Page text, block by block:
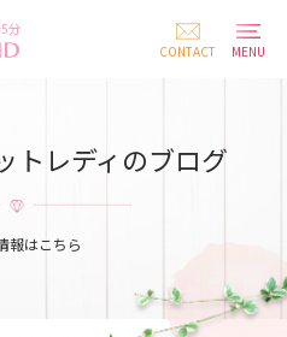
分
CONTACT
MENU
トレディのブログ
報はこちら